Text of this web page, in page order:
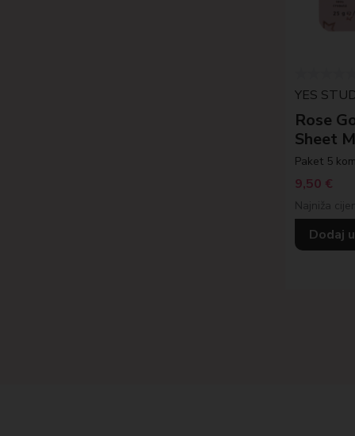
YES
Rose
Sheet
Paket 5
9,50 €
Najniža
Dodaj